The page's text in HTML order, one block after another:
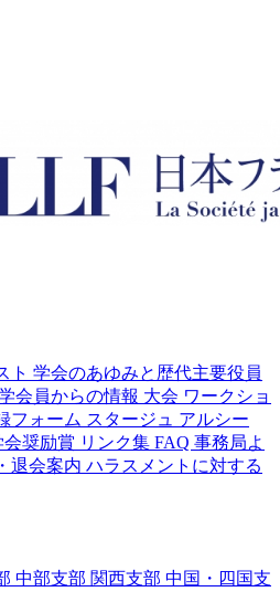
ト 学会のあゆみと歴代主要役員
会員からの情報 大会 ワークショ
フォーム スタージュ アルシー
会奨励賞 リンク集 FAQ 事務局よ
退会案内 ハラスメントに対する
中部支部 関西支部 中国・四国支